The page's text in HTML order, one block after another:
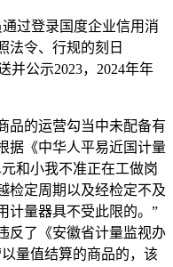
过登录国度企业信用消
法令、行规的刻日
并公示2023，2024年年
的运营勾当中未配备有
据《中华人平易近国计量
和小我不准正在工做岗
检定周期以及经检定不及
计量器具不受此限的。”
反了《安徽省计量监视办
量值结算的商品的，该